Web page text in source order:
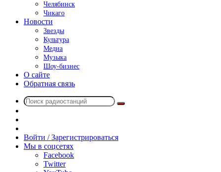
Челябинск
Чикаго
Новости
Звезды
Культура
Медиа
Музыка
Шоу-бизнес
О сайте
Обратная связь
Поиск
радио
Войти / Зарегистрироваться
Мы в соцсетях
Facebook
Twitter